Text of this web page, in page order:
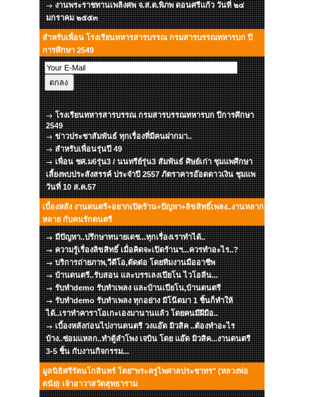
งานพระราชทานเพลิงศพ จ.ส.ต.พิภพ ดอนศรีแก้ว วันที่ ๒๔
มกราคม ๒๕๕๓
สำหรับเพื่อน โรงเรียนทหารสารบรรณ กรมสารบรรณทหารบก ปี
การศึกษา 2549
โรงเรียนทหารสารบรรณ กรมสารบรรณทหารบก ปีการศึกษา
2549
ข่าวประชาสัมพันธ์ ทุกเรื่องที่มีคนฝากมา..
สำหรับเพื่อนรุ่นปี 49
เพื่อน ชศ.ม6รุ่น3 / นนทรีย์รุ่น3 สัมพันธ์ ศิษย์เก่า ชุมแพศึกษา
เลี้ยงพบประสังสรรค์ ประจำปี 2557 ภัตราคารอ๊อดดาวเงิน ชุมแพ
วันที่ 10 ส.ค.57
เบื้องหลัง งานดนตรี+อยากเปิดร้าน+ปัญหา+ลิขสิทธิ์เพลง..งานหลาก
หลาย กับคนรักดนตรี
มีปัญหา..ปรึกษาทนายเดช...ทุกเรื่องเราทำได้..
ความรู้เรื่องลิขสิทธิ์ เมื่อคิดจะเปิดร้านฯ...ควรทำอะไร..?
บริการถ่ายภาพ,วีดีโอ,ตัดต่อ โดยทีมงานมืออาชีพ
บ้านดนตรี..รับสอน และบรรเลงเปียโน ไวโอลีน...
รับทำdemo รับทำเพลง และบ้านเปียโน,บ้านดนตรี
รับทำdemo รับทำเพลง ทุกอย่าง มีโน๊ตมา 1 ชิ้นก็ทำให้
ได้..เราทำคาราโอเกะเองมานานแล้ว โดยคนมีฝีมือ..
เบื้องหลังก่อนไปงานดนตรี วงแอ๊ด มิวสิค ..ต้องทำอะไร
บ้าง..ซ่อมแหลก..ทำตู้ลำโพง เจบิน โดย แอ๊ด มิวสิค...งานดนตรี
3-5 ชิ้น กับงานกิจกรรม...
มูลนิธิศรีรัตนโกสินทร์ โดย"พระครูไพศาลประชาทร" (หลวงพ่อ
ดนัย) เจ้าอาวาสวัดสุทธาราม